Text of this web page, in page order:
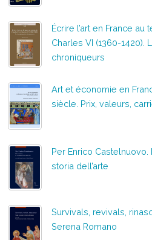
Écrire l’art en France
Charles VI (1360-1420).
chroniqueurs
Art et économie en
siècle. Prix, valeurs,
Per Enrico
storia dell’arte
Survivals, revivals,
Serena Romano